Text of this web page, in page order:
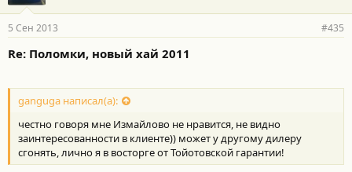
5 Сен 2013 #435
Re: Поломки, новый хай 2011
ganguga написал(а):
честно говоря мне Измайлово не нравится, не видно
заинтересованности в клиенте)) может у другому дилеру
сгонять, лично я в восторге от Тойотовской гарантии!